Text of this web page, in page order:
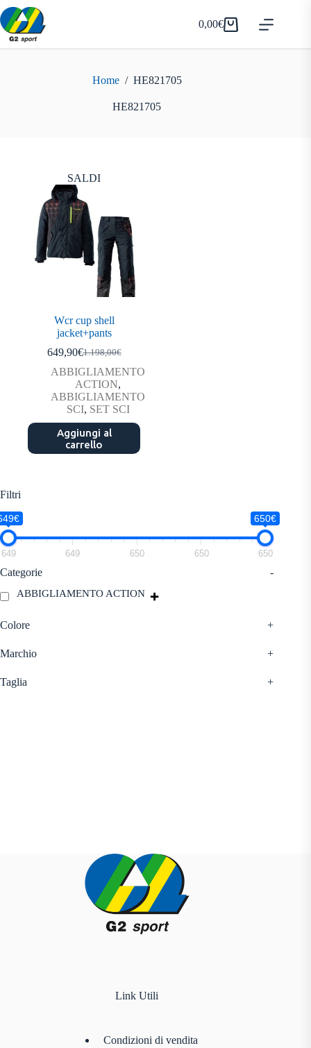
Salta
al
contenuto
Carrello
0,00€
Home / HE821705
HE821705
SALDI
Wcr cup shell
jacket+pants
1.198,00€
Il
prezzo
originale
era:
1.198,00€.
649,90€Il
prezzo
attuale
è:
649,90€.
ABBIGLIAMENTO
ACTION,
ABBIGLIAMENTO
SCI, SET SCI
Aggiungi al
carrello
Filtri
650€
649 649 650 650 650
Categorie -
ABBIGLIAMENTO ACTION
Colore +
Marchio +
Taglia +
Link Utili
Condizioni di vendita